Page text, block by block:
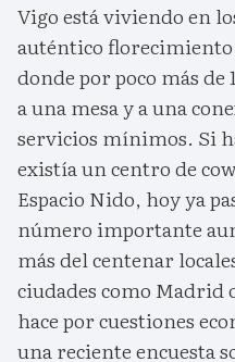
Vigo está viviendo en
auténtico florecimiento
donde por poco más de
a una mesa y a una
servicios mínimos. Si
existía un centro de
Espacio Nido, hoy ya
número importante
más del centenar
ciudades como Madrid
hace por cuestiones
una reciente encuesta